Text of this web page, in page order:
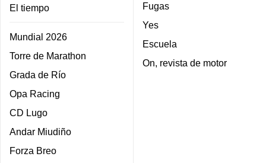
El tiempo
Mundial 2026
Torre de Marathon
Grada de Río
Opa Racing
CD Lugo
Andar Miudiño
Forza Breo
Fugas
Yes
Escuela
On, revista de motor